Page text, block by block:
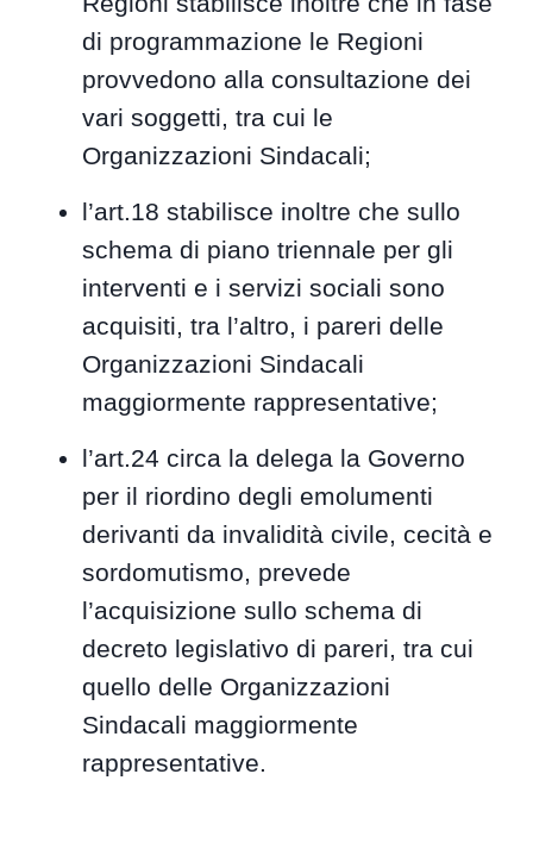
di programmazione le Regioni
provvedono alla consultazione dei
vari soggetti, tra cui le
Organizzazioni Sindacali;
l’art.18 stabilisce inoltre che sullo
schema di piano triennale per gli
interventi e i servizi sociali sono
acquisiti, tra l’altro, i pareri delle
Organizzazioni Sindacali
maggiormente rappresentative;
l’art.24 circa la delega la Governo
per il riordino degli emolumenti
derivanti da invalidità civile, cecità e
sordomutismo, prevede
l’acquisizione sullo schema di
decreto legislativo di pareri, tra cui
quello delle Organizzazioni
Sindacali maggiormente
rappresentative.